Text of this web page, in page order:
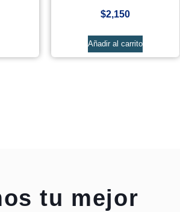
$2,150
Añadir al carrito
tu mejor